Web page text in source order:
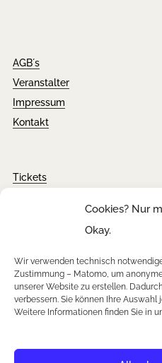
Cookies? Nur
Okay.
Wir verwenden technisch
Zustimmung – Matomo, um
unserer Website zu erstellen.
verbessern. Sie können Ihre
Weitere Informationen finden Sie in
AGB´s
Veranstalter
Impressum
Kontakt
Tickets
Newsletter